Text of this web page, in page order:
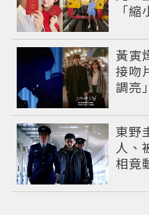
「縮
黃寅
接吻
調亮
東野
人、
相竟